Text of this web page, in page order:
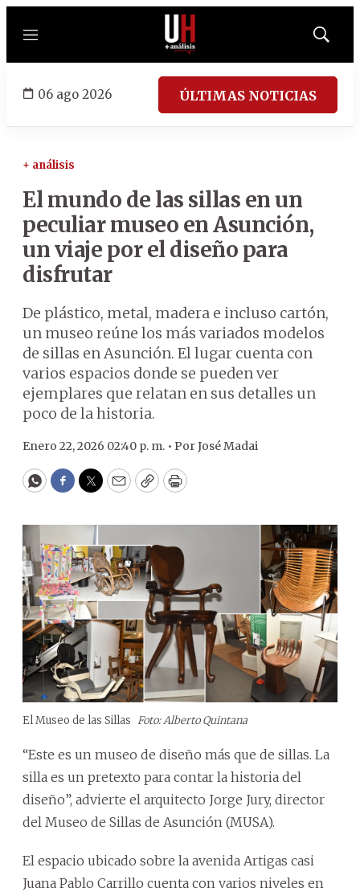
Menú
Mostrar
06 ago 2026 ÚLTIMAS NOTICIAS
+ análisis
El mundo de las sillas en un
peculiar museo en Asunción,
un viaje por el diseño para
disfrutar
De plástico, metal, madera e incluso cartón,
un museo reúne los más variados modelos
de sillas en Asunción. El lugar cuenta con
varios espacios donde se pueden ver
ejemplares que relatan en sus detalles un
poco de la historia.
Enero 22, 2026 02:40 p. m. • PorJosé Madai
WhatsApp
Facebook
Twitter
EmailCopyPrint
El Museo de las Sillas Foto: Alberto Quintana
“Este es un museo de diseño más que de sillas. La
silla es un pretexto para contar la historia del
diseño”, advierte el arquitecto Jorge Jury, director
del Museo de Sillas de Asunción (MUSA).
El espacio ubicado sobre la avenida Artigas casi
Juana Pablo Carrillo cuenta con varios niveles en